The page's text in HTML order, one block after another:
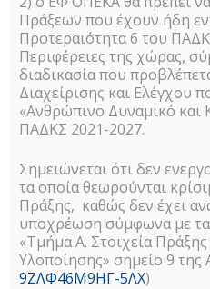
το
τους
Πράξεων που έχουν ήδη
Προτεραιότητα 6 του
Περιφέρειες της χώρας,
διαδικασία που
Διαχείρισης και Ελέγχου
«Ανθρώπινο Δυναμικό και
ΠΑΔΚΣ 2021-2027.
Σημειώνεται ότι δεν
τα οποία θεωρούνται
Πράξης, καθώς δεν έχει
υποχρέωση σύμφωνα με
«Τμήμα Α. Στοιχεία
Υλοποίησης» σημείο 9
9ΖΛΦ46Μ9ΗΓ-5ΛΧ)